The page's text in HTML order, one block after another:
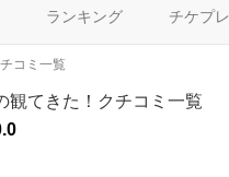
ランキング チケプレ
コミ一覧
観てきた！クチコミ一覧